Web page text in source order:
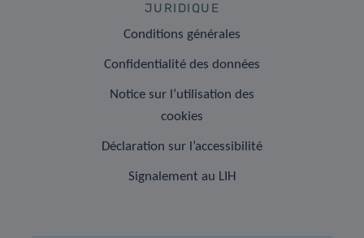
JURIDIQUE
Conditions générales
Confidentialité des données
Notice sur l’utilisation des
cookies
Déclaration sur l’accessibilité
Signalement au LIH